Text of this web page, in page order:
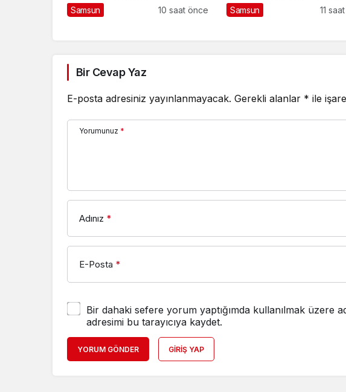
Samsun 10 saat önce Samsun 11
Bir Cevap Yaz
E-posta adresiniz yayınlanmayacak. Gerekli alanlar * ile
Yorumunuz *
Adınız *
E-Posta *
Bir dahaki sefere yorum yaptığımda kullanılmak üzere
adresimi bu tarayıcıya kaydet.
YORUM GÖNDER GIRIŞ YAP